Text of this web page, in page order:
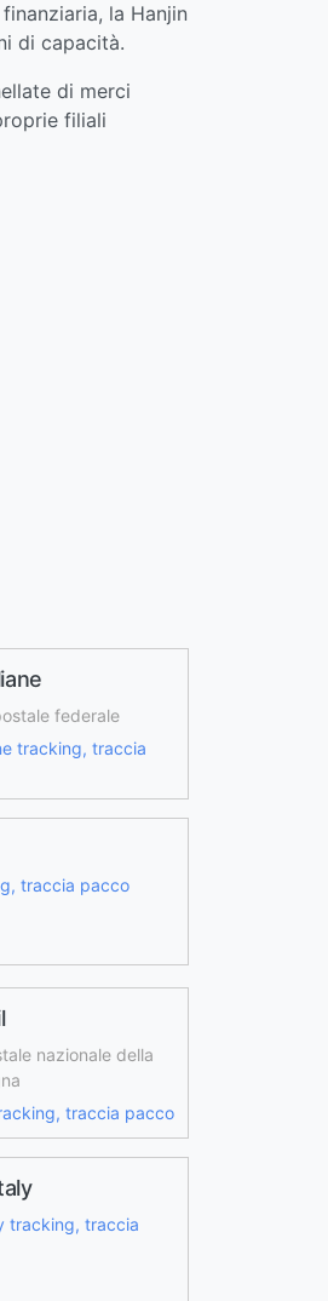
la Hanjin
di capacità.
di merci
filiali
federale
tracking, traccia
traccia pacco
nazionale della
traccia pacco
tracking, traccia